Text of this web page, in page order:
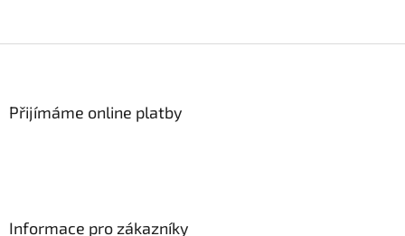
Přijímáme online platby
Informace pro zákazníky